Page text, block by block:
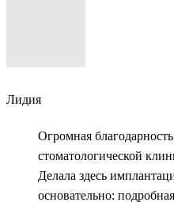
Лидия
Огромная
стоматологической
Делала здесь
основательно: